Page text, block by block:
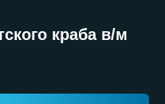
краба в/м